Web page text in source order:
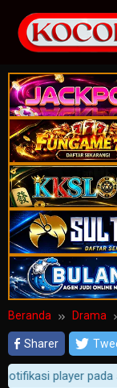
konten
Beranda Drama
Sharer
player pada